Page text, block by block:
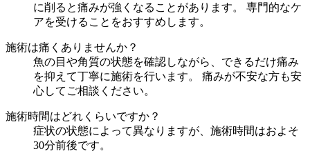
に削ると痛みが強くなることがあります。 専門的なケ
アを受けることをおすすめします。
施術は痛くありませんか？
魚の目や角質の状態を確認しながら、できるだけ痛み
を抑えて丁寧に施術を行います。 痛みが不安な方も安
心してご相談ください。
施術時間はどれくらいですか？
症状の状態によって異なりますが、施術時間はおよそ
30分前後です。